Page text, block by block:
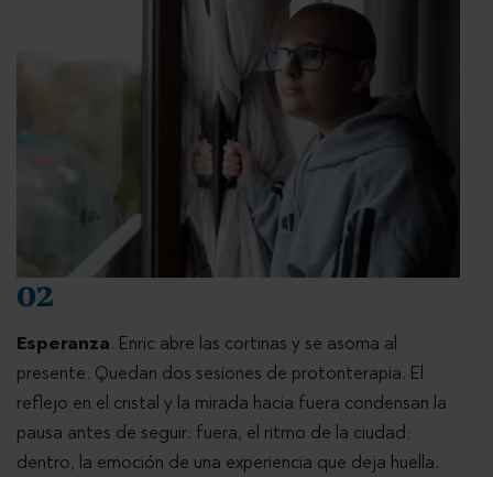
02
Esperanza. Enric abre las cortinas y se asoma al
presente. Quedan dos sesiones de protonterapia. El
reflejo en el cristal y la mirada hacia fuera condensan la
pausa antes de seguir: fuera, el ritmo de la ciudad;
dentro, la emoción de una experiencia que deja huella.